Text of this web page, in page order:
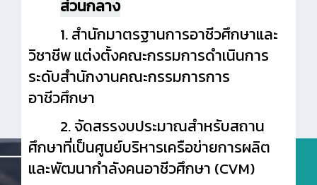
ส่วนกลาง
1. สำนักมาตรฐานการอาชีวศึกษาและ
วิชาชีพ แต่งตั้งคณะกรรมการดำเนินการ
ระดับสำนักงานคณะกรรมการการ
อาชีวศึกษา
2. จัดสรรงบประมาณสำหรับสถาน
ศึกษาที่เป็นศูนย์บริหารเครือข่ายการผลิต
และพัฒนากำลังคนอาชีวศึกษา (CVM)